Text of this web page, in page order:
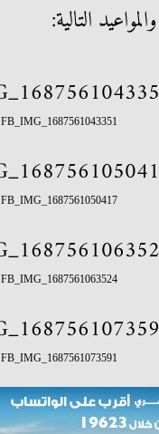
التالية:
FB_IMG_1687561043351
FB_IMG_1687561050417
FB_IMG_1687561063524
FB_IMG_1687561073591